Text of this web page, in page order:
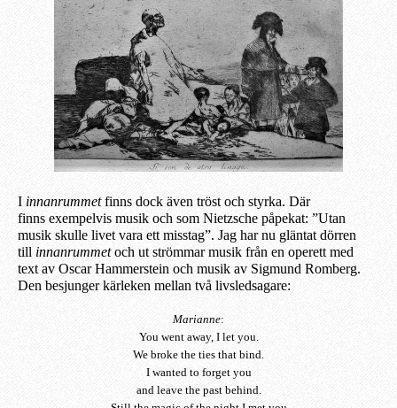
I innanrummet finns dock även tröst och styrka. Där
finns exempelvis musik och som Nietzsche påpekat: ”Utan
musik skulle livet vara ett misstag”. Jag har nu gläntat dörren
till innanrummetoch ut strömmar musik från en operett med
text av Oscar Hammerstein och musik av Sigmund Romberg.
Den besjunger kärleken mellan två livsledsagare:
Marianne:
You went away, I let you.
We broke the ties that bind.
I wanted to forget you
and leave the past behind.